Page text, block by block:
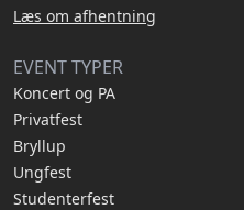
Læs om afhentning
EVENT TYPER
Koncert og PA
Privatfest
Bryllup
Ungfest
Studenterfest